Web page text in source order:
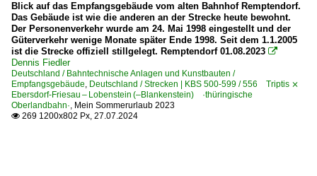
Blick auf das Empfangsgebäude vom alten Bahnhof Remptendorf.
Das Gebäude ist wie die anderen an der Strecke heute bewohnt.
Der Personenverkehr wurde am 24. Mai 1998 eingestellt und der
Güterverkehr wenige Monate später Ende 1998. Seit dem 1.1.2005
ist die Strecke offiziell stillgelegt. Remptendorf 01.08.2023 
Dennis Fiedler
Deutschland / Bahntechnische Anlagen und Kunstbauten /
Empfangsgebäude, Deutschland / Strecken | KBS 500-599 / 556 Triptis ⨯
Ebersdorf-Friesau – Lobenstein (–Blankenstein) ·thüringische
Oberlandbahn·, Mein Sommerurlaub 2023
 269 1200x802 Px, 27.07.2024